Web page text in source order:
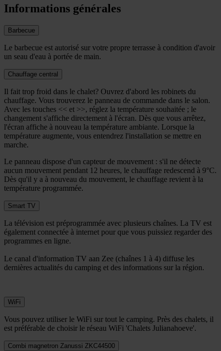
Informations générales
Barbecue
Le barbecue est autorisé sur votre propre terrasse à condition d'avoir
un seau d'eau à portée de main.
Chauffage central
Il fait trop froid dans le chalet? Ouvrez d'abord les robinets du
chauffage. Vous trouverez le panneau de commande dans le salon.
Avec les touches << et >>, réglez la température souhaitée ; le
changement s'affiche directement à l'écran. Dès que vous arrêtez,
l'écran affiche à nouveau la température ambiante. Lorsque la
température augmente, vous entendrez l'installation se mettre en
marche.
Le panneau dispose d'un capteur de mouvement : s'il ne détecte
aucun mouvement pendant 12 heures, le chauffage redescend à 9°C.
Dès qu'il y a à nouveau du mouvement, le chauffage revient à la
température programmée.
Smart TV
La télévision est préprogrammée avec plusieurs chaînes. La TV est
également connectée à internet pour que vous puissiez regarder des
programmes en ligne.
Le canal d'information TV aan Zee (chaînes 1 à 4) diffuse les
dernières actualités du camping et des informations sur la région.
WiFi
Vous pouvez utiliser le WiFi sur tout le camping. Près des chalets, il
est préférable de choisir le réseau WiFi 'Chalets Julianahoeve'.
Combi magnetron Zanussi ZKC44500